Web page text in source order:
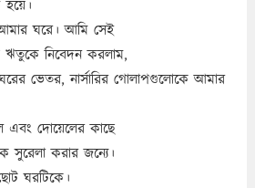
ঘরে। আমি সেই
ঋতুকে নিবেদন করলাম,
ভেতর, নার্সারির গোলাপগুলোকে আমার
এবং দোয়েলের কাছে
সুরেলা করার জন্যে।
ঘরটিকে।